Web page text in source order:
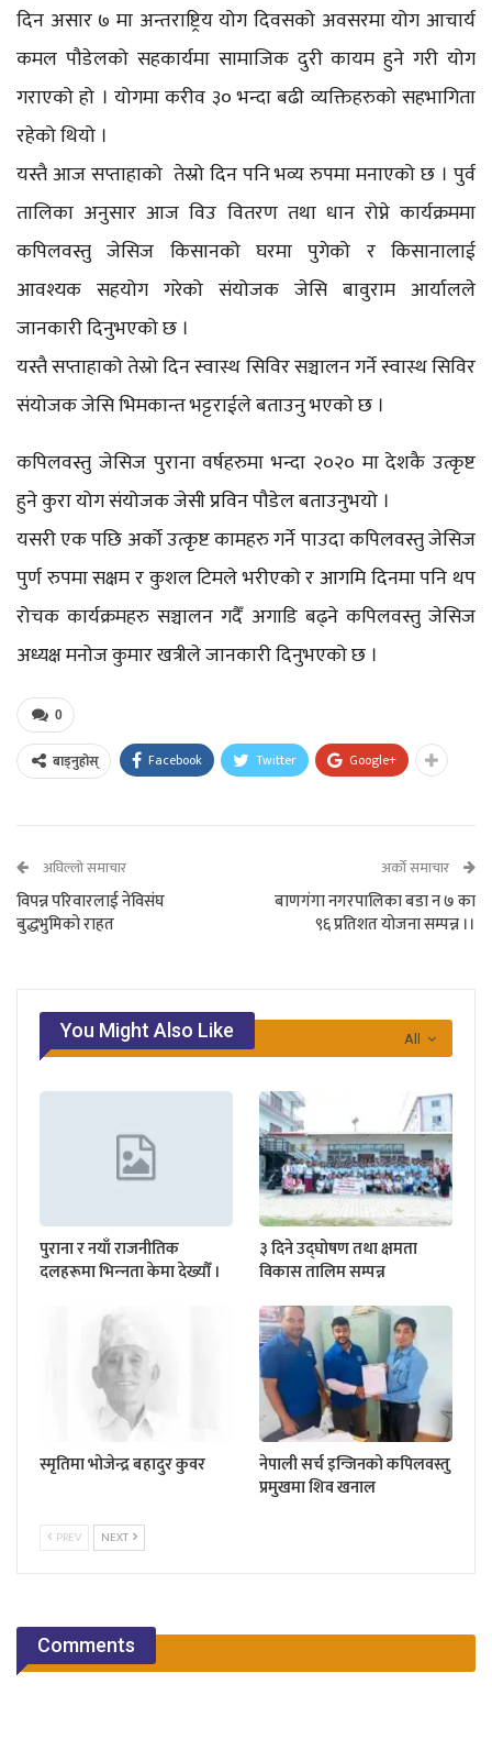
दिन असार ७ मा अन्तराष्ट्रिय योग दिवसको अवसरमा योग आचार्य
कमल पौडेलको सहकार्यमा सामाजिक दुरी कायम हुने गरी योग
गराएको हो । योगमा करीव ३० भन्दा बढी व्यक्तिहरुको सहभागिता
रहेको थियो ।
यस्तै आज सप्ताहाको तेस्रो दिन पनि भव्य रुपमा मनाएको छ । पुर्व
तालिका अनुसार आज विउ वितरण तथा धान रोप्ने कार्यक्रममा
कपिलवस्तु जेसिज किसानको घरमा पुगेको र किसानालाई
आवश्यक सहयोग गरेको संयोजक जेसि बावुराम आर्यालले
जानकारी दिनुभएको छ ।
यस्तै सप्ताहाको तेस्रो दिन स्वास्थ सिविर सञ्चालन गर्ने स्वास्थ सिविर
संयोजक जेसि भिमकान्त भट्टराईले बताउनु भएको छ ।
कपिलवस्तु जेसिज पुराना वर्षहरुमा भन्दा २०२० मा देशकै उत्कृष्ट
हुने कुरा योग संयोजक जेसी प्रविन पौडेल बताउनुभयो ।
यसरी एक पछि अर्को उत्कृष्ट कामहरु गर्ने पाउदा कपिलवस्तु जेसिज
पुर्ण रुपमा सक्षम र कुशल टिमले भरीएको र आगमि दिनमा पनि थप
रोचक कार्यक्रमहरु सञ्चालन गदैँ अगाडि बढ्ने कपिलवस्तु जेसिज
अध्यक्ष मनोज कुमार खत्रीले जानकारी दिनुभएको छ ।
0
बाड्नुहोस् Facebook Twitter Google+
अघिल्लो समाचार
विपन्न परिवारलाई नेविसंघ
बुद्धभुमिको राहत
अर्को समाचार
बाणगंगा नगरपालिका बडा न ७ का
९६ प्रतिशत योजना सम्पन्न ।।
All
You Might Also Like
पुराना र नयाँ राजनीतिक
दलहरूमा भिन्‍नता केमा देख्यौँ ।
३ दिने उद्घोषण तथा क्षमता
विकास तालिम सम्पन्न
स्मृतिमा भोजेन्द्र बहादुर कुवर
नेपाली सर्च इन्जिनको कपिलवस्तु
प्रमुखमा शिव खनाल
PREV NEXT
Comments